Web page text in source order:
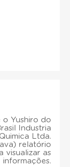
o Yushiro do
Industria
Ltda.
relatório
visualizar as
informações.